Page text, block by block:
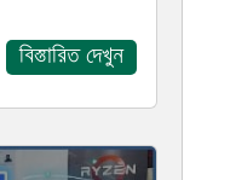
বিস্তারিত দেখুন